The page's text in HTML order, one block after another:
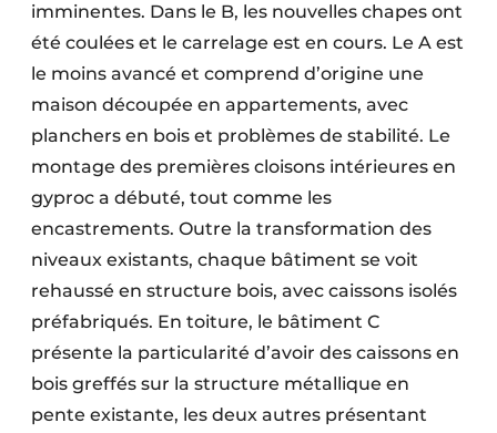
imminentes. Dans le B, les nouvelles chapes ont
été coulées et le carrelage est en cours. Le A est
le moins avancé et comprend d’origine une
maison découpée en appartements, avec
planchers en bois et problèmes de stabilité. Le
montage des premières cloisons intérieures en
gyproc a débuté, tout comme les
encastrements. Outre la transformation des
niveaux existants, chaque bâtiment se voit
rehaussé en structure bois, avec caissons isolés
préfabriqués. En toiture, le bâtiment C
présente la particularité d’avoir des caissons en
bois greffés sur la structure métallique en
pente existante, les deux autres présentant